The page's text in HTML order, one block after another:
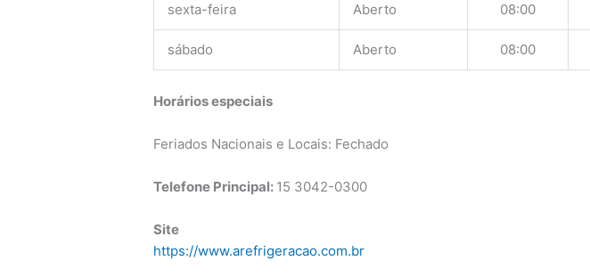
sexta-feira Aberto 08:00
sábado Aberto 08:00
Horários especiais
Feriados Nacionais e Locais: Fechado
Telefone Principal: 15 3042-0300
Site
https://www.arefrigeracao.com.br